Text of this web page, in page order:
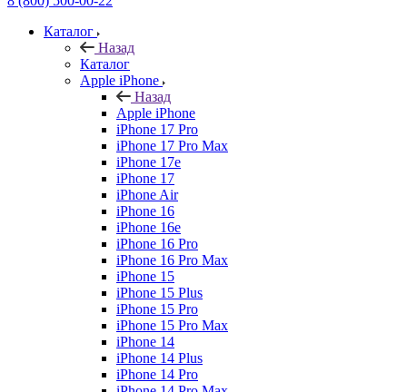
Каталог
Назад
Каталог
Apple iPhone
Назад
Apple iPhone
iPhone 17 Pro
iPhone 17 Pro Max
iPhone 17e
iPhone 17
iPhone Air
iPhone 16
iPhone 16e
iPhone 16 Pro
iPhone 16 Pro Max
iPhone 15
iPhone 15 Plus
iPhone 15 Pro
iPhone 15 Pro Max
iPhone 14
iPhone 14 Plus
iPhone 14 Pro